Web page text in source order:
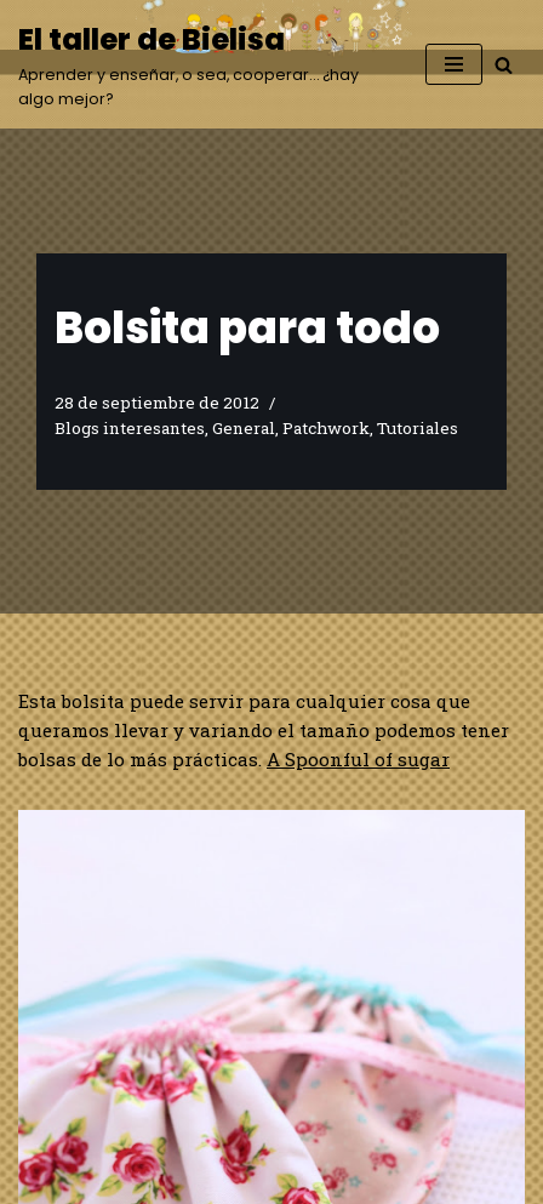
Saltar
al
contenido
El taller de Bielisa
Aprender y enseñar, o sea, cooperar… ¿hay
algo mejor?
Bolsita para todo
28 de septiembre de 2012
Blogs interesantes General Patchwork Tutoriales
Esta bolsita puede servir para cualquier cosa que
queramos llevar y variando el tamaño podemos tener
bolsas de lo más prácticas.A Spoonful of sugar